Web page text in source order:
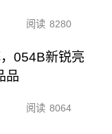
阅读 8280
054B新锐亮
品
阅读 8064